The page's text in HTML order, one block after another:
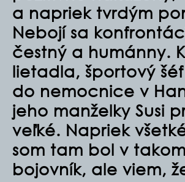
a napriek tvrdým
Nebojí sa
čestný a humánny.
lietadla, športový
do nemocnice v
jeho manželky Susi
veľké. Napriek
som tam bol v
bojovník, ale viem,